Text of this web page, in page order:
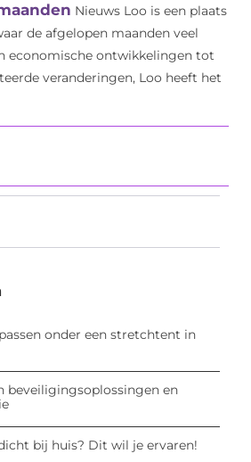
Nieuws Loo is een plaats
de afgelopen maanden veel
economische ontwikkelingen tot
veranderingen, Loo heeft het
onder een stretchtent in
beveiligingsoplossingen en
bij huis? Dit wil je ervaren!